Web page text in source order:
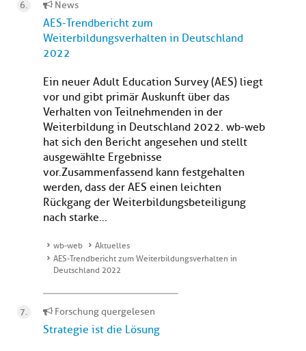
News
AES-Trendbericht zum
Weiterbildungsverhalten in Deutschland
2022
Ein neuer Adult Education Survey (AES) liegt
vor und gibt primär Auskunft über das
Verhalten von Teilnehmenden in der
Weiterbildung in Deutschland 2022. wb-web
hat sich den Bericht angesehen und stellt
ausgewählte Ergebnisse
vor.Zusammenfassend kann festgehalten
werden, dass der AES einen leichten
Rückgang der Weiterbildungsbeteiligung
nach starke...
wb-web
Aktuelles
AES-Trendbericht zum Weiterbildungsverhalten in
Deutschland 2022
Forschung quergelesen
Strategie ist die Lösung